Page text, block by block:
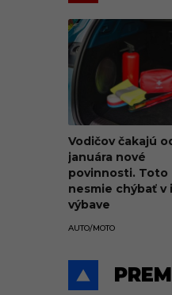
Vodičov čakajú
januára nové
povinnosti. Toto
nesmie chýbať v
výbave
AUTO/MOTO